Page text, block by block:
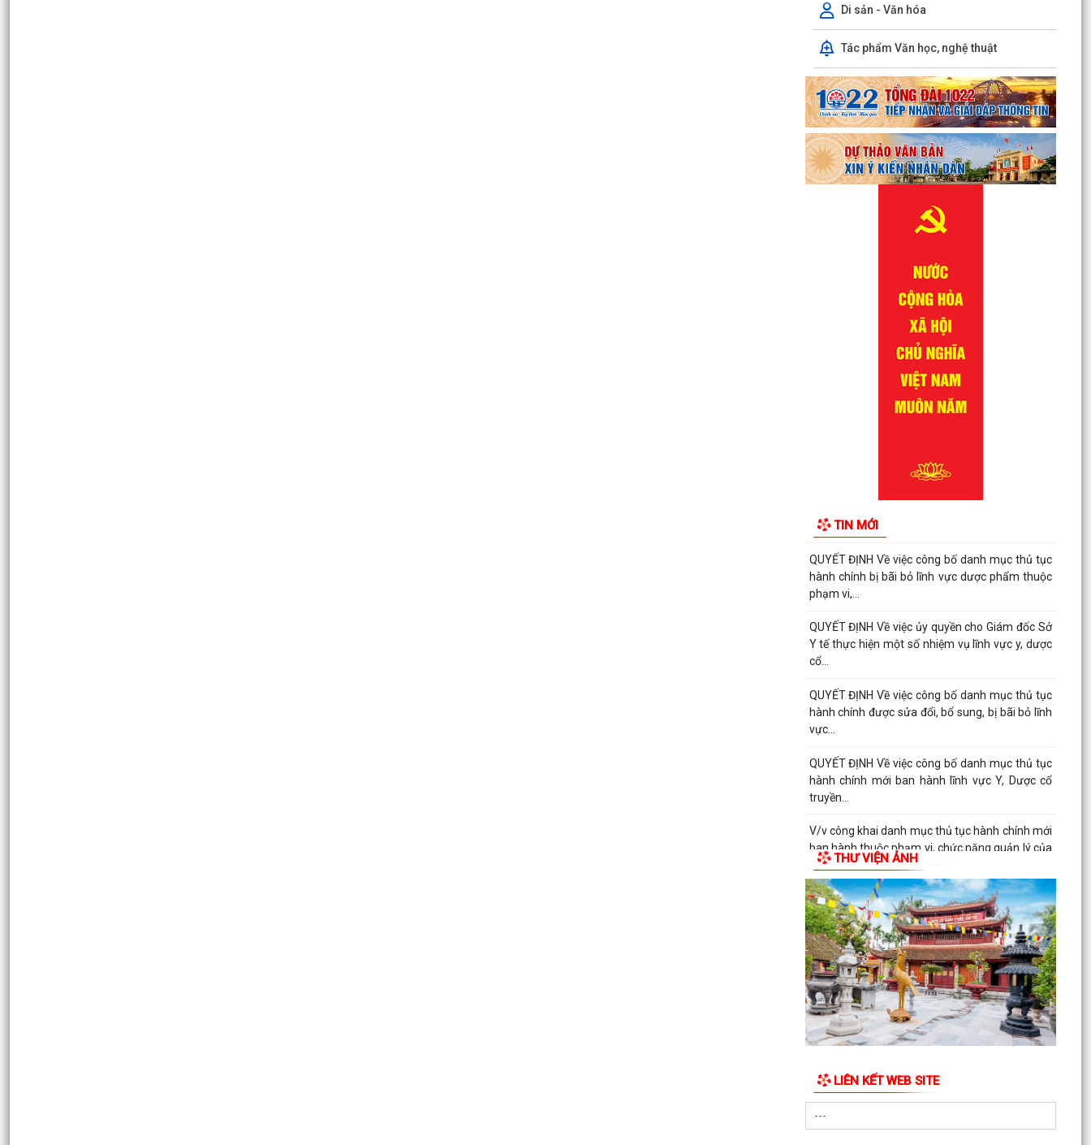
Di sản - Văn hóa
Tác phẩm Văn học, nghệ thuật
TIN MỚI
QUYẾT ĐỊNH Về việc công bố danh mục thủ tục
hành chính được sửa đổi, bổ sung lĩnh vực
QUYẾT ĐỊNH Về việc công bố danh mục thủ tục
hành chính được sửa đổi, bổ sung lĩnh vực
QUYẾT ĐỊNH Về việc công bố danh mục thủ tục
hành chính được sửa đổi, bổ sung, bị bãi bỏ lĩnh
phạm vi,...
QUYẾT ĐỊNH Về việc công bố danh mục thủ tục
hành chính bị bãi bỏ lĩnh vực dược phẩm thuộc
phạm vi,...
QUYẾT ĐỊNH Về việc ủy quyền cho Giám đốc Sở
Y tế thực hiện một số nhiệm vụ lĩnh vực y, dược
cổ...
QUYẾT ĐỊNH Về việc công bố danh mục thủ tục
hành chính được sửa đổi, bổ sung, bị bãi bỏ lĩnh
vực...
QUYẾT ĐỊNH Về việc công bố danh mục thủ tục
hành chính mới ban hành lĩnh vực Y, Dược cổ
truyền...
V/v công khai danh mục thủ tục hành chính mới
ban hành thuộc phạm vi, chức năng quản lý của
Sở Y tế
THÔNG BÁO Về việc công khai số điện thoại
đường dây nóng, Fanpage tiếp nhận thông tin
phản ánh,...
QUYẾT ĐỊNH Về việc công bố danh mục thủ tục
hành chính mới ban hành lĩnh vực Y, Dược cổ
truyền...
QUYẾT ĐỊNH Về việc công bố danh mục thủ tục
QUYẾT ĐỊNH Về việc công bố danh mục thủ tục
hành chính được sửa đổi, bổ sung và bị bãi bỏ
THƯ VIỆN ẢNH
LIÊN KẾT WEB SITE